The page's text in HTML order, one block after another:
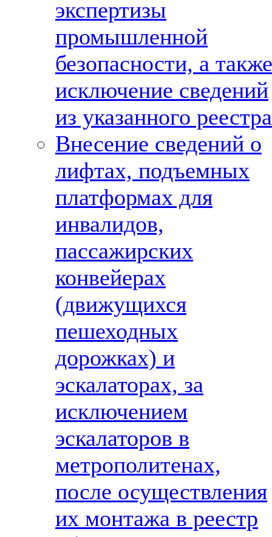
экспертизы
промышленной
безопасности, а также
исключение сведений
из указанного реестра
Внесение сведений о
лифтах, подъемных
платформах для
инвалидов,
пассажирских
конвейерах
(движущихся
пешеходных
дорожках) и
эскалаторах, за
исключением
эскалаторов в
метрополитенах,
после осуществления
их монтажа в реестр